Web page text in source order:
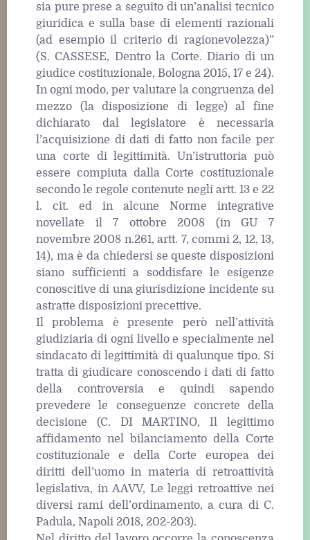
sia pure prese a seguito di un’analisi tecnico
giuridica e sulla base di elementi razionali
(ad esempio il criterio di ragionevolezza)”
(S. CASSESE, Dentro la Corte. Diario di un
giudice costituzionale, Bologna 2015, 17 e 24).
In ogni modo, per valutare la congruenza del
mezzo (la disposizione di legge) al fine
dichiarato dal legislatore è necessaria
l’acquisizione di dati di fatto non facile per
una corte di legittimità. Un’istruttoria può
essere compiuta dalla Corte costituzionale
secondo le regole contenute negli artt. 13 e 22
l. cit. ed in alcune Norme integrative
novellate il 7 ottobre 2008 (in GU 7
novembre 2008 n.261, artt. 7, commi 2, 12, 13,
14), ma è da chiedersi se queste disposizioni
siano sufficienti a soddisfare le esigenze
conoscitive di una giurisdizione incidente su
astratte disposizioni precettive.
Il problema è presente però nell’attività
giudiziaria di ogni livello e specialmente nel
sindacato di legittimità di qualunque tipo. Si
tratta di giudicare conoscendo i dati di fatto
della controversia e quindi sapendo
prevedere le conseguenze concrete della
decisione (C. DI MARTINO, Il legittimo
affidamento nel bilanciamento della Corte
costituzionale e della Corte europea dei
diritti dell’uomo in materia di retroattività
legislativa, in AAVV, Le leggi retroattive nei
diversi rami dell’ordinamento, a cura di C.
Padula, Napoli 2018, 202-203).